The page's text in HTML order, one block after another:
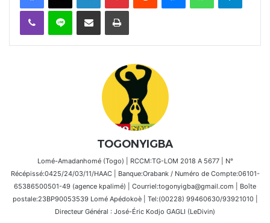
Viber Ligne Partager par email Imprimer
TOGONYIGBA
Lomé-Amadanhomé (Togo) | RCCM:TG-LOM 2018 A 5677 | N°
Récépissé:0425/24/03/11/HAAC | Banque:Orabank / Numéro de Compte:06101-
65386500501-49 (agence kpalimé) | Courriel:togonyigba@gmail.com | Boîte
postale:23BP90053539 Lomé Apédokoè | Tel:(00228) 99460630/93921010 |
Directeur Général : José-Éric Kodjo GAGLI (LeDivin)